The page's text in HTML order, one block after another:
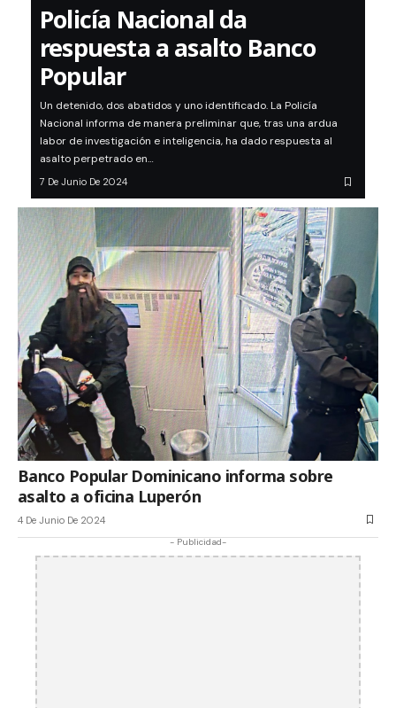
Policía Nacional da
respuesta a asalto Banco
Popular
Un detenido, dos abatidos y uno identificado. La Policía
Nacional informa de manera preliminar que, tras una ardua
labor de investigación e inteligencia, ha dado respuesta al
asalto perpetrado en…
7 De Junio De 2024
Banco Popular Dominicano informa sobre
asalto a oficina Luperón
4 De Junio De 2024
- Publicidad-